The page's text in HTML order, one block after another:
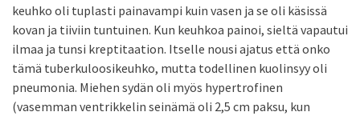
keuhko oli tuplasti painavampi kuin vasen ja se oli käsissä
kovan ja tiiviin tuntuinen. Kun keuhkoa painoi, sieltä vapautui
ilmaa ja tunsi kreptitaation. Itselle nousi ajatus että onko
tämä tuberkuloosikeuhko, mutta todellinen kuolinsyy oli
pneumonia. Miehen sydän oli myös hypertrofinen
(vasemman ventrikkelin seinämä oli 2,5 cm paksu, kun